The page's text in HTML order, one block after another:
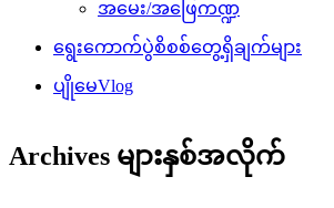
အမေး/အဖြေကဏ္ဍ
ရွေးကောက်ပွဲစိစစ်တွေ့ရှိချက်များ
ပျိုမေVlog
Archives များနှစ်အလိုက်